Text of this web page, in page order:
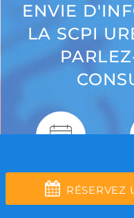
ENVIE
LA SCPI
RÉSERVEZ